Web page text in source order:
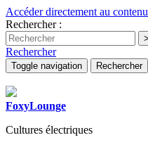
Accéder directement au contenu
Rechercher :
Rechercher
Toggle navigation Rechercher
FoxyLounge
Cultures électriques